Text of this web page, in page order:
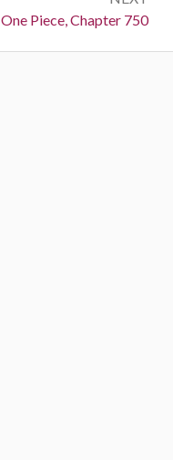
Next:
One Piece, Chapter 750